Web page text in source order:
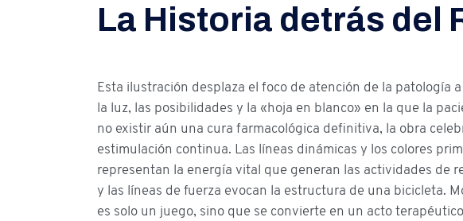
La Historia detrás del
Esta ilustración desplaza el foco de atención de la patología
la luz, las posibilidades y la «hoja en blanco» en la que la
no existir aún una cura farmacológica definitiva, la obra
estimulación continua. Las líneas dinámicas y los colores
representan la energía vital que generan las actividades de
y las líneas de fuerza evocan la estructura de una bicicleta.
es solo un juego, sino que se convierte en un acto